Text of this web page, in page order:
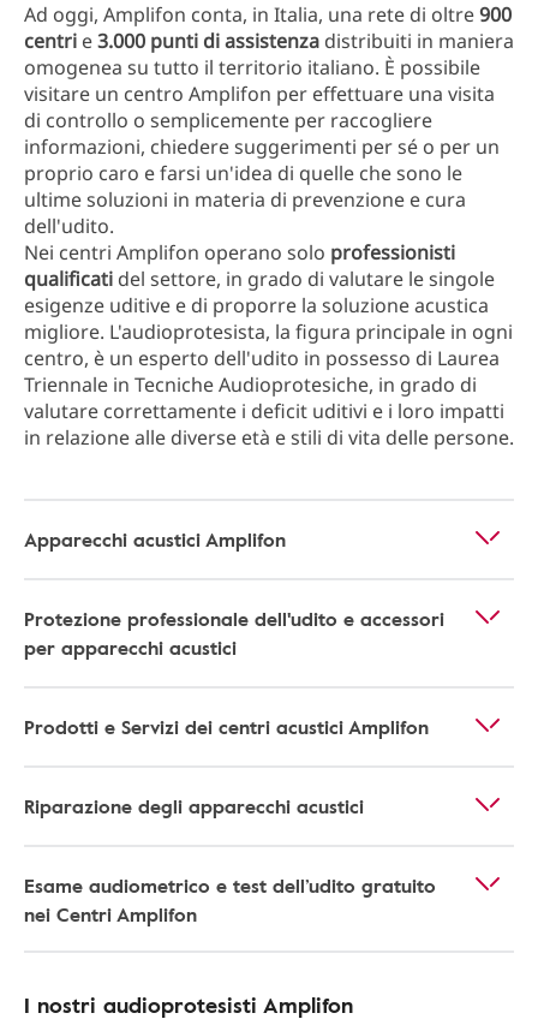
Ad oggi, Amplifon conta, in Italia, una rete di oltre900
centri e3.000 punti di assistenza distribuiti in maniera
omogenea su tutto il territorio italiano. È possibile
visitare un centro Amplifon per effettuare una visita
di controllo o semplicemente per raccogliere
informazioni, chiedere suggerimenti per sé o per un
proprio caro e farsi un'idea di quelle che sono le
ultime soluzioni in materia di prevenzione e cura
dell'udito.
Nei centri Amplifon operano solo professionisti
qualificati del settore, in grado di valutare le singole
esigenze uditive e di proporre la soluzione acustica
migliore. L'audioprotesista, la figura principale in ogni
centro, è un esperto dell'udito in possesso di Laurea
Triennale in Tecniche Audioprotesiche, in grado di
valutare correttamente i deficit uditivi e i loro impatti
in relazione alle diverse età e stili di vita delle persone.
Apparecchi acustici Amplifon
Protezione professionale dell'udito e accessori
per apparecchi acustici
Prodotti e Servizi dei centri acustici Amplifon
Riparazione degli apparecchi acustici
Esame audiometrico e test dell’udito gratuito
nei Centri Amplifon
I nostri audioprotesisti Amplifon